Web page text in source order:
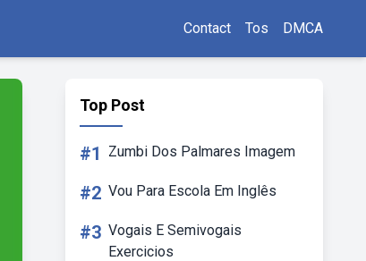
Contact Tos DMCA
Top Post
#1 Zumbi Dos Palmares Imagem
#2 Vou Para Escola Em Inglês
#3 Vogais E Semivogais
Exercicios